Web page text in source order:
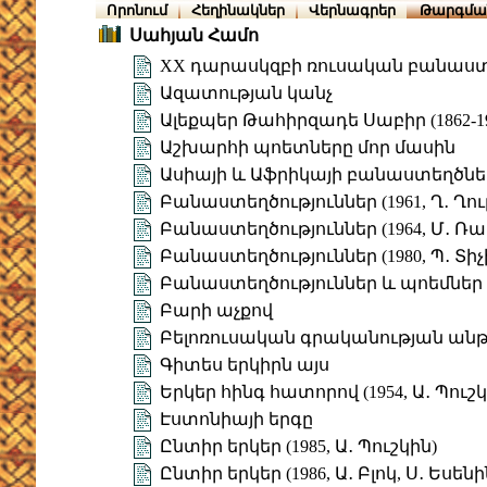
Որոնում Հեղինակներ Վերնագրեր
Սահյան Համո
XX դարասկզբի ռուսական
Ազատության կանչ
Ալեքպեր Թահիրզադե Սաբիր (1862-
Աշխարհի պոետները մոր մասին
Ասիայի և Աֆրիկայի
Բանաստեղծություններ (1961, Ղ․
Բանաստեղծություններ (1964, Մ․
Բանաստեղծություններ (1980, Պ․
Բանաստեղծություններ և պոեմներ
Բարի աչքով
Բելոռուսական գրականության
Գիտես երկիրն այս
Երկեր հինգ հատորով (1954, Ա․
Էստոնիայի երգը
Ընտիր երկեր (1985, Ա․ Պուշկին)
Ընտիր երկեր (1986, Ա․ Բլոկ, Ս․